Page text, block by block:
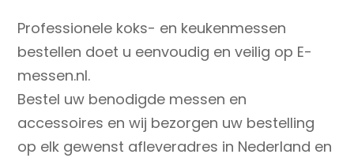
Professionele koks- en keukenmessen
bestellen doet u eenvoudig en veilig op E-
messen.nl.
Bestel uw benodigde messen en
accessoires en wij bezorgen uw bestelling
op elk gewenst afleveradres in Nederland en